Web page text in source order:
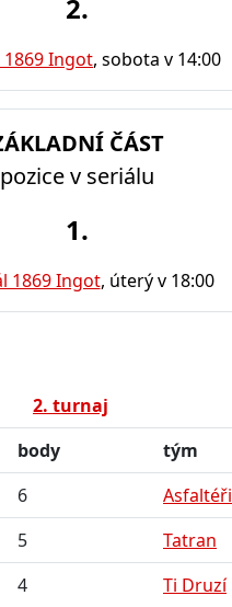
2.
Ingot, sobota v 14:00
ČÁST
pozice v seriálu
1.
1869 Ingot, úterý v 18:00
2. turnaj
body
tým
6
Asfaltéři
5
Tatran
4 Ti Druzí